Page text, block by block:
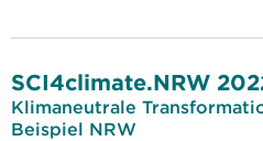
SCI4climate.NRW
Klimaneutrale
Beispiel NRW